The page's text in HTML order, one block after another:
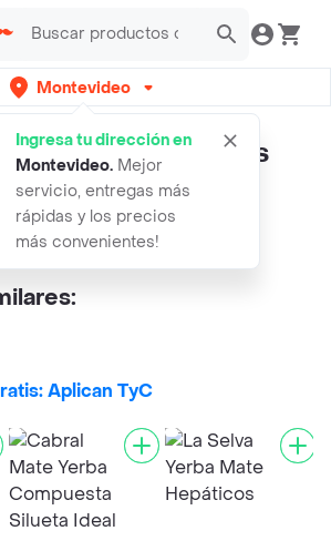
Montevideo
Ingresa tu dirección en
Montevideo. Mejor
servicio, entregas más
rápidas y los precios
más convenientes!
Montes Nativos
Aplican TyC